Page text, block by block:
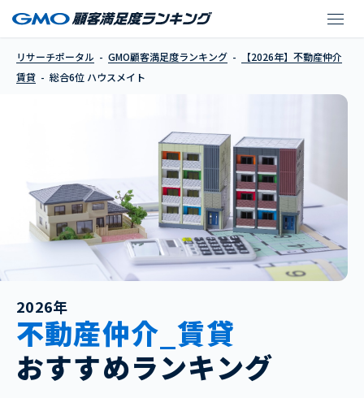
リサーチポータル GMO顧客満足度ランキング
【2026年】不動産仲介
賃貸
総合6位 ハウスメイト
2026年
不動産仲介_賃貸
おすすめランキング